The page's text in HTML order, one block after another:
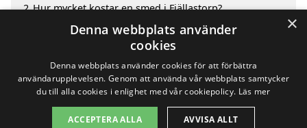
2 Hur mycket kostar en smed i Fjällastorp?
Fördelar med att välja smed i Fjällastorp
Sök efter en skicklig smed i de omgivande städerna
Copyright 2026 - Pilanto Aps
×
Denna webbplats använder
cookies
Denna webbplats använder cookies för att förbättra
användarupplevelsen. Genom att använda vår webbplats samtycker
du till alla cookies i enlighet med vår cookiepolicy. Läs mer
ACCEPTERA ALLA AVVISA ALLT